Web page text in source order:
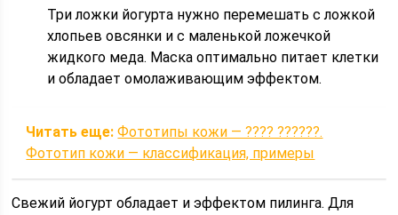
Три ложки йогурта нужно перемешать с ложкой
хлопьев овсянки и с маленькой ложечкой
жидкого меда. Маска оптимально питает клетки
и обладает омолаживающим эффектом.
Читать еще: Фототипы кожи — ???? ??????.
Фототип кожи — классификация, примеры
Свежий йогурт обладает и эффектом пилинга. Для